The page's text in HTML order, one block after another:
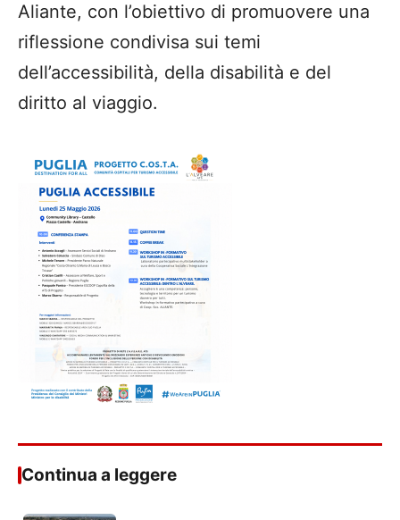
Aliante, con l’obiettivo di promuovere una
riflessione condivisa sui temi
dell’accessibilità, della disabilità e del
diritto al viaggio.
Continua a leggere